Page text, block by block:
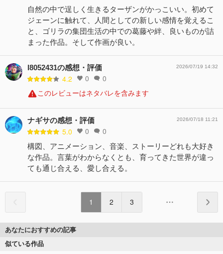
自然の中で逞しく生きるターザンがかっこいい。初めて
ジェーンに触れて、人間としての新しい感情を覚えるこ
と、ゴリラの集団生活の中での葛藤や絆、良いものが詰
まった作品。そして作画が良い。
l8052431の感想・評価
4.2 0 0
2026/07/19 14:32
このレビューはネタバレを含みます
ナギサの感想・評価
5.0 0 0
2026/07/18 11:21
構図、アニメーション、音楽、ストーリーどれも大好き
な作品。言葉がわからなくとも、育ってきた世界が違っ
ても通じ合える、愛し合える。
1 2 3
あなたにおすすめの記事
似ている作品